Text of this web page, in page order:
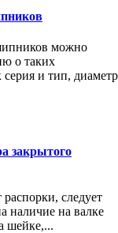
можно
о таких
серия и тип, диаметр
закрытого
следует
наличие на валке
шейке,...